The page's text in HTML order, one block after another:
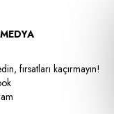
fırsatları kaçırmayın!